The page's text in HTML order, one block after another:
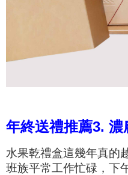
年終送禮推薦3. 濃
水果乾禮盒這幾年真的
班族平常工作忙碌，下